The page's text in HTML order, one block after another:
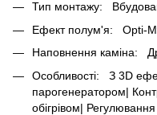
Тип монтажу:
Ефект полум'я: Opti-
Наповнення каміна:
Особливості: З 3D
парогенератором|
обігрівом|